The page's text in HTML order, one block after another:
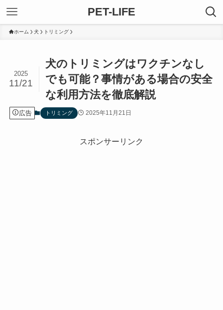
PET-LIFE
ホーム 犬 トリミング
犬のトリミングはワクチンなし
でも可能？事情がある場合の安全
な利用方法を徹底解説
2025
11/21
広告 トリミング 2025年11月21日
スポンサーリンク